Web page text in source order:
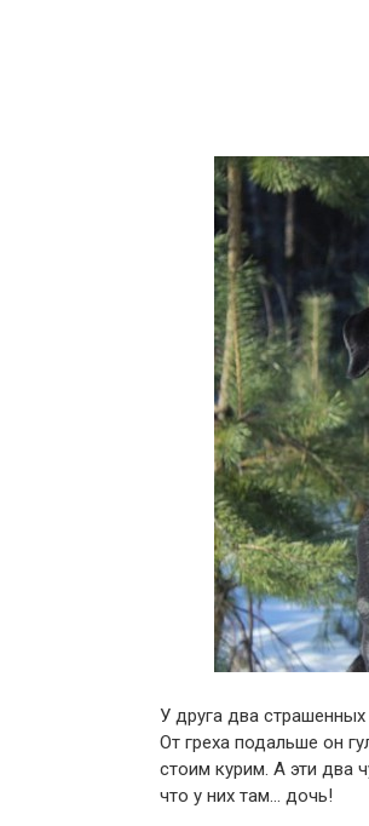
У друга два
От греха подальше он
стоим курим. А эти два
что у них там… дочь!